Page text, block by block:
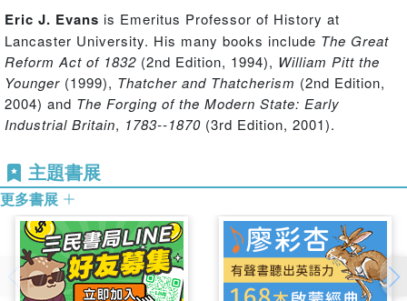
This expanded and fully revised second edition:
fully engages with the extensive new historical work on Sir Robert
Peel published since the first edition appeared fifteen years ago
includes a glossary of key terms plus an updated and expanded
bibliography, including listing useful websites.
of nineteenth-century history.
Eric J. Evans is Emeritus Professor of History at
Lancaster University. His many books include The Great
Reform Act of 1832 (2nd Edition, 1994), William Pitt the
Younger (1999), Thatcher and Thatcherism (2nd Edition,
2004) and The Forging of the Modern State: Early
Industrial Britain, 1783--1870 (3rd Edition, 2001).
主題書展
更多書展